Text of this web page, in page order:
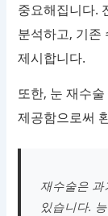
중요해집니다.
분석하고, 기존
제시합니다.
또한, 눈 재수
제공함으로써
재수술은
있습니다.